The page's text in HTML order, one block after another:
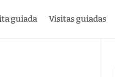
guiada Visitas guiadas